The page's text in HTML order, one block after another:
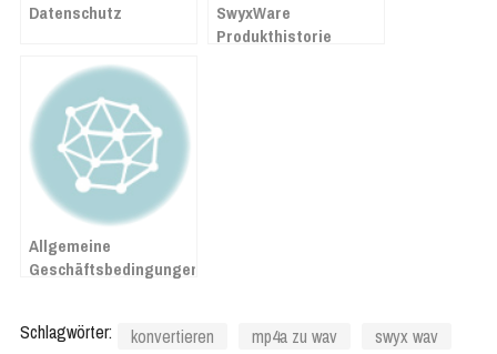
Datenschutz
SwyxWare
Produkthistorie
Allgemeine
Geschäftsbedingungen
Schlagwörter: konvertieren mp4a zu wav swyx wav